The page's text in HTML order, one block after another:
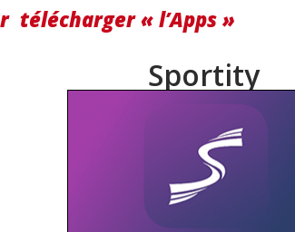
télécharger « l’Apps »
Sportity